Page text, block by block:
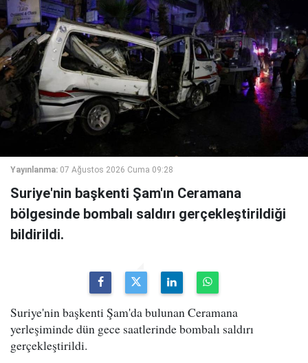
Yayınlanma: 07 Ağustos 2026 Cuma 09:28
Suriye'nin başkenti Şam'ın Ceramana
bölgesinde bombalı saldırı gerçekleştirildiği
bildirildi.
Suriye'nin başkenti Şam'da bulunan Ceramana
yerleşiminde dün gece saatlerinde bombalı saldırı
gerçekleştirildi.